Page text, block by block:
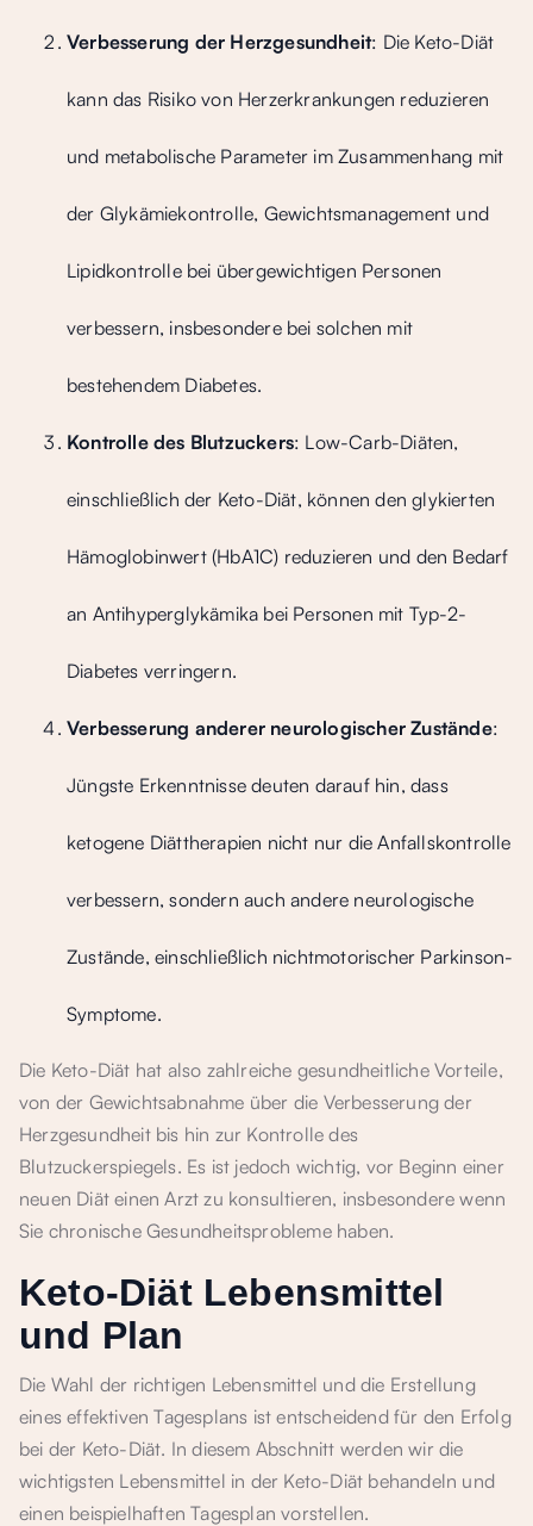
Verbesserung der Herzgesundheit: Die Keto-Diät
kann das Risiko von Herzerkrankungen reduzieren
und metabolische Parameter im Zusammenhang mit
der Glykämiekontrolle, Gewichtsmanagement und
Lipidkontrolle bei übergewichtigen Personen
verbessern, insbesondere bei solchen mit
bestehendem Diabetes.
Kontrolle des Blutzuckers: Low-Carb-Diäten,
einschließlich der Keto-Diät, können den glykierten
Hämoglobinwert (HbA1C) reduzieren und den Bedarf
an Antihyperglykämika bei Personen mit Typ-2-
Diabetes verringern.
Verbesserung anderer neurologischer Zustände:
Jüngste Erkenntnisse deuten darauf hin, dass
ketogene Diättherapien nicht nur die Anfallskontrolle
verbessern, sondern auch andere neurologische
Zustände, einschließlich nichtmotorischer Parkinson-
Symptome.
Die Keto-Diät hat also zahlreiche gesundheitliche Vorteile,
von der Gewichtsabnahme über die Verbesserung der
Herzgesundheit bis hin zur Kontrolle des
Blutzuckerspiegels. Es ist jedoch wichtig, vor Beginn einer
neuen Diät einen Arzt zu konsultieren, insbesondere wenn
Sie chronische Gesundheitsprobleme haben.
Keto-Diät Lebensmittel
und Plan
Die Wahl der richtigen Lebensmittel und die Erstellung
eines effektiven Tagesplans ist entscheidend für den Erfolg
bei der Keto-Diät. In diesem Abschnitt werden wir die
wichtigsten Lebensmittel in der Keto-Diät behandeln und
einen beispielhaften Tagesplan vorstellen.